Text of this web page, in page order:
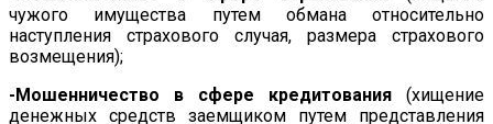
чужого имущества путем обмана относительно
наступления страхового случая, размера страхового
возмещения);
-Мошенничество в сфере кредитования (хищение
денежных средств заемщиком путем представления